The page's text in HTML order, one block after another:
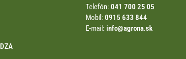
Telefón: 041 700 25 05
Mobil: 0915 633 844
E-mail: info@agrona.sk